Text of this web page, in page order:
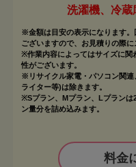
洗濯機、冷蔵
※金額は目安の表示になります
ございますので、お見積りの際に
※作業内容によってはサイズに関
性がございます。
※リサイクル家電・パソコン関連
ライター等)は除きます。
※Sプラン、Mプラン、Lプランは
ン量分を詰め込みます。
料金